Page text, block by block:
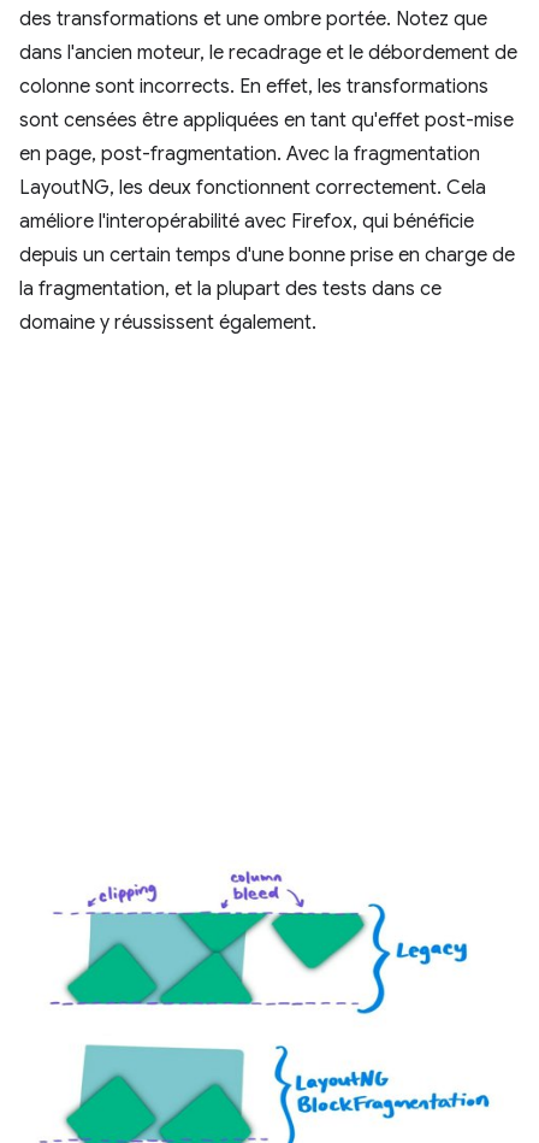
des transformations et une ombre portée. Notez que
dans l'ancien moteur, le recadrage et le débordement de
colonne sont incorrects. En effet, les transformations
sont censées être appliquées en tant qu'effet post-mise
en page, post-fragmentation. Avec la fragmentation
LayoutNG, les deux fonctionnent correctement. Cela
améliore l'interopérabilité avec Firefox, qui bénéficie
depuis un certain temps d'une bonne prise en charge de
la fragmentation, et la plupart des tests dans ce
domaine y réussissent également.